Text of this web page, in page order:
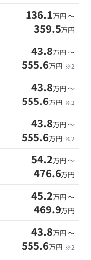
136.1万円 〜
359.5万円
43.8万円 〜
555.6万円 ※2
43.8万円 〜
555.6万円 ※2
43.8万円 〜
555.6万円 ※2
54.2万円 〜
476.6万円
45.2万円 〜
469.9万円
43.8万円 〜
555.6万円 ※2